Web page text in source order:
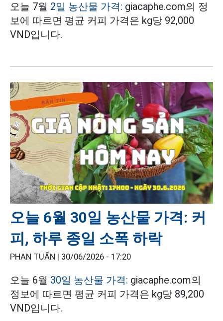
오늘 7월 2일 농산물 가격: giacaphe.com의 정
보에 따르면 평균 커피 가격은 kg당 92,000
VND입니다.
오늘 6월 30일 농산물 가격: 커
피, 하루 종일 소폭 하락
PHAN TUẤN | 30/06/2026 - 17:20
오늘 6월 30일 농산물 가격: giacaphe.com의
정보에 따르면 평균 커피 가격은 kg당 89,200
VND입니다.